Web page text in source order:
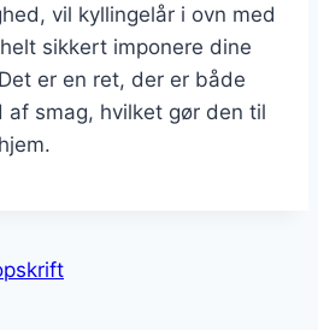
vil kyllingelår i ovn med
sikkert imponere dine
er en ret, der er både
af smag, hvilket gør den til